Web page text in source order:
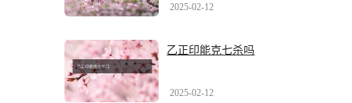
2025-02-12
乙正印能克七杀吗
2025-02-12